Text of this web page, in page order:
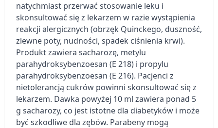
natychmiast przerwać stosowanie leku i
skonsultować się z lekarzem w razie wystąpienia
reakcji alergicznych (obrzęk Quinckego, duszność,
zlewne poty, nudności, spadek ciśnienia krwi).
Produkt zawiera sacharozę, metylu
parahydroksybenzoesan (E 218) i propylu
parahydroksybenzoesan (E 216). Pacjenci z
nietolerancją cukrów powinni skonsultować się z
lekarzem. Dawka powyżej 10 ml zawiera ponad 5
g sacharozy, co jest istotne dla diabetyków i może
być szkodliwe dla zębów. Parabeny mogą
Przechowywanie informacji na urządzeniu
lub dostęp do nich
Wykorzystywanie ograniczonych danych do
wyboru reklam
Tworzenie profili w celu
spersonalizowanych reklam
Wykorzystanie profili do wyboru
spersonalizowanych reklam
Tworzenie profili w celu personalizacji treści